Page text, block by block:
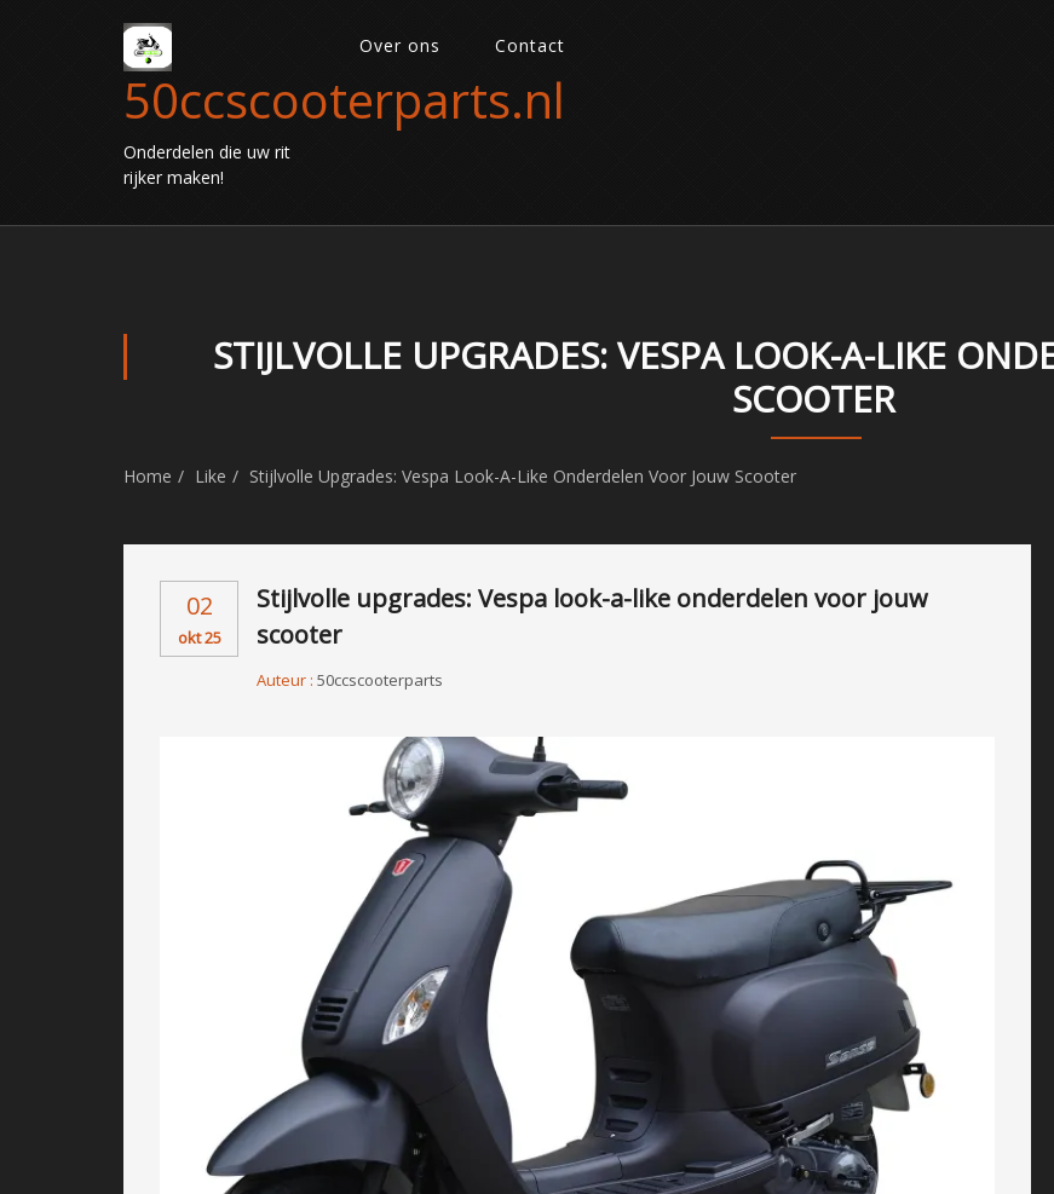
50ccscooterparts.nl
Onderdelen die uw rit
rijker maken!
Over ons Contact
STIJLVOLLE UPGRADES: VESPA LOOK-A-LIKE
SCOOTER
Home Like Stijlvolle Upgrades: Vespa Look-A-Like Onderdelen Voor Jouw Scooter
02
okt 25
Stijlvolle upgrades: Vespa look-a-like onderdelen voor jouw
scooter
Auteur : 50ccscooterparts